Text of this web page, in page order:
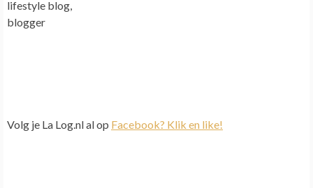
Volg je La Log.nl al op Facebook? Klik en like!